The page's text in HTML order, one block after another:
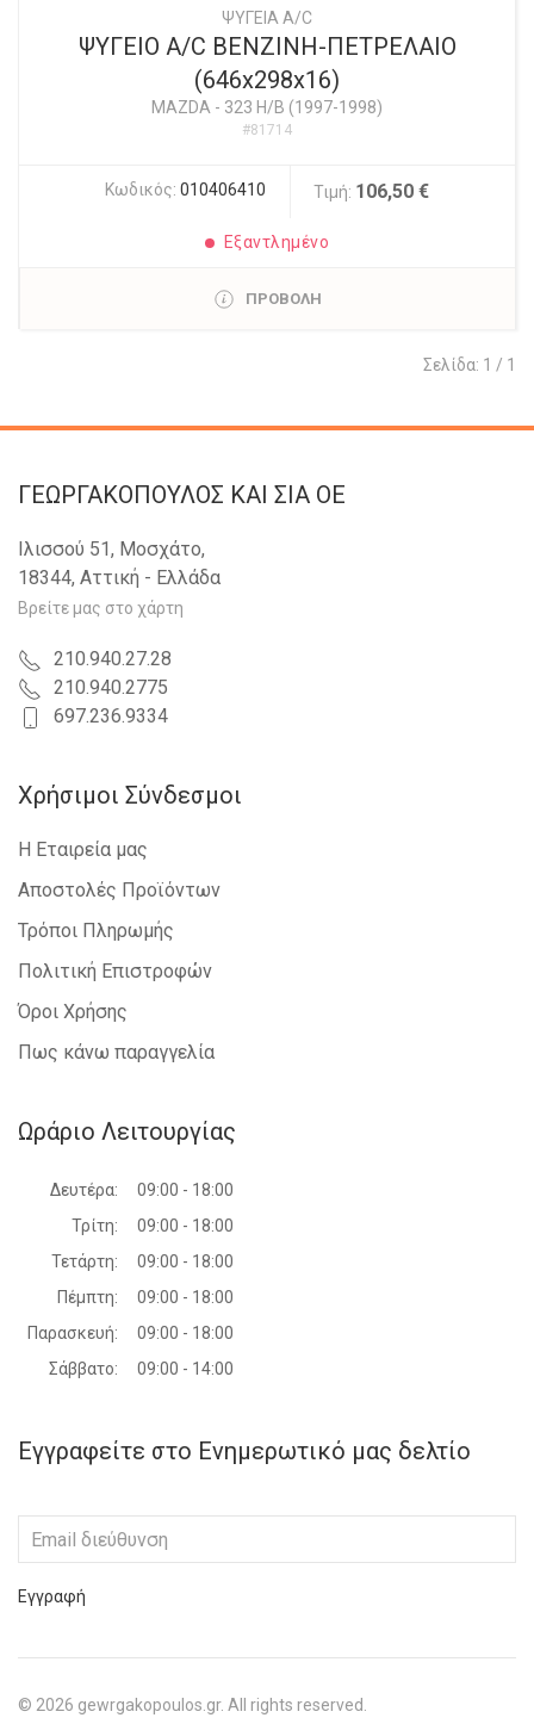
ΨΥΓΕΙΑ A/C
ΨΥΓΕΙΟ A/C ΒΕΝΖΙΝΗ-ΠΕΤΡΕΛΑΙΟ
(646x298x16)
MAZDA - 323 H/B (1997-1998)
#81714
Κωδικός: 010406410 Τιμή: 106,50 €
Εξαντλημένο
ΠΡΟΒΟΛΗ
Σελίδα: 1 / 1
ΓΕΩΡΓΑΚΟΠΟΥΛΟΣ KAI ΣΙΑ OE
Ιλισσού 51, Μοσχάτο,
18344, Αττική - Ελλάδα
Βρείτε μας στο χάρτη
210.940.27.28
210.940.2775
697.236.9334
Χρήσιμοι Σύνδεσμοι
Η Εταιρεία μας
Αποστολές Προϊόντων
Τρόποι Πληρωμής
Πολιτική Επιστροφών
Όροι Χρήσης
Πως κάνω παραγγελία
Ωράριο Λειτουργίας
Δευτέρα:
09:00 - 18:00
Τρίτη:
09:00 - 18:00
Τετάρτη:
09:00 - 18:00
Πέμπτη:
09:00 - 18:00
Παρασκευή:
09:00 - 18:00
Σάββατο:
09:00 - 14:00
Εγγραφείτε στο Ενημερωτικό μας δελτίο
Εγγραφή
© 2026 gewrgakopoulos.gr. All rights reserved.